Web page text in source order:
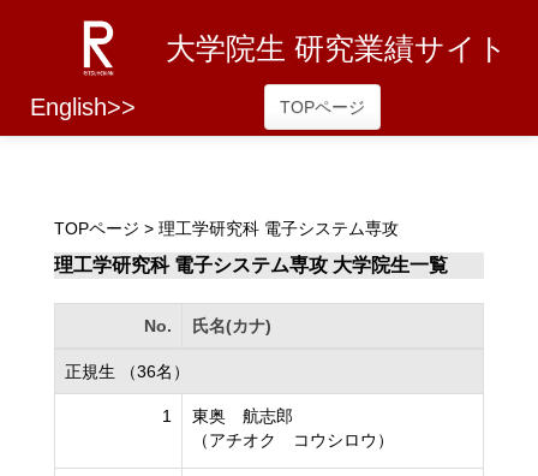
大学院生 研究業績サイト
English>> TOPページ
TOPページ > 理工学研究科 電子システム専攻
理工学研究科 電子システム専攻 大学院生一覧
No. 氏名(カナ)
正規生 （36名）
1
東奥 航志郎
（アチオク コウシロウ）